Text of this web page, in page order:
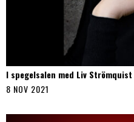
I spegelsalen med Liv Strömquist
8 NOV 2021